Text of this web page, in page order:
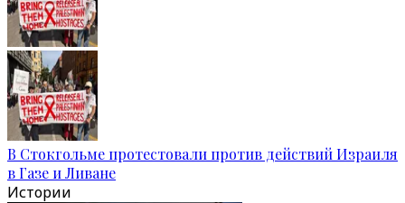
В Стокгольме протестовали против действий Израиля
в Газе и Ливане
Истории